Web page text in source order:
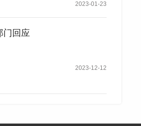
银行卡上又再次打款了10万
同前往男方周某的工作地上
2023-01-23
门回应
2023-12-12